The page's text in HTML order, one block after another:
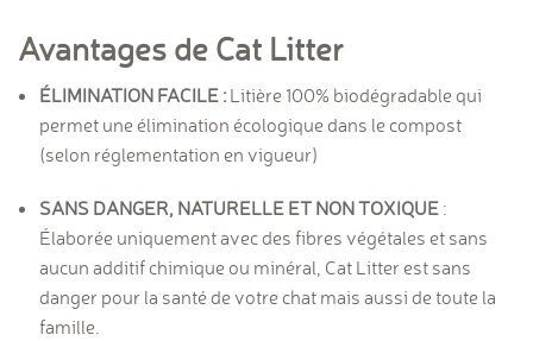
Avantages de Cat Litter
ÉLIMINATION FACILE :Litière 100% biodégradable qui
permet une élimination écologique dans le compost
(selon réglementation en vigueur)
SANS DANGER, NATURELLE ET NON TOXIQUE:
Élaborée uniquement avec des fibres végétales et sans
aucun additif chimique ou minéral, Cat Litter est sans
danger pour la santé de votre chat mais aussi de toute la
famille.